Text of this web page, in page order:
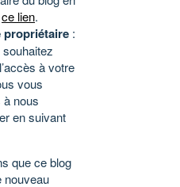
ce lien.
propriétaire :
à votre
vous
à nous
en suivant
que ce blog
nouveau